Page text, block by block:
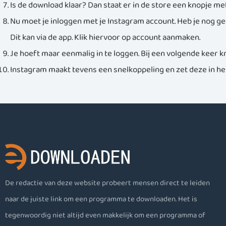
Is de download klaar? Dan staat er in de store een knopje
Nu moet je inloggen met je Instagram account. Heb je nog
Dit kan via de app. Klik hiervoor op account aanmaken.
Je hoeft maar eenmalig in te loggen. Bij een volgende keer
Instagram maakt tevens een snelkoppeling en zet deze in
De redactie van deze website probeert mensen direct te leiden
naar de juiste link om een programma te downloaden. Het is
tegenwoordig niet altijd even makkelijk om een programma of